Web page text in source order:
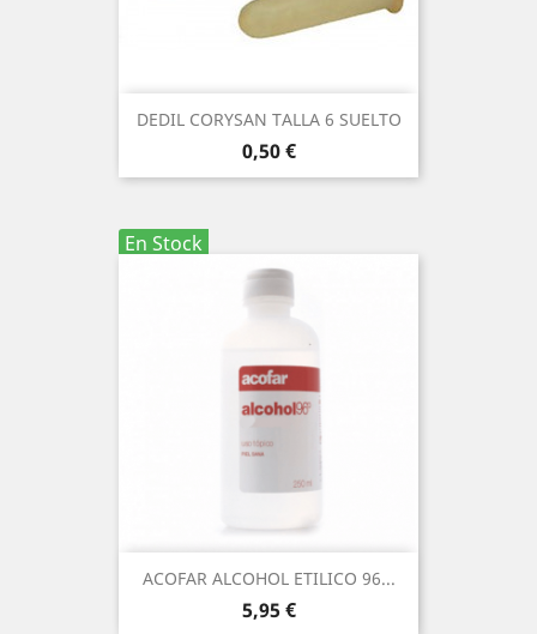
DEDIL CORYSAN TALLA 6 SUELTO
Precio
0,50 €
En Stock
ACOFAR ALCOHOL ETILICO 96...
Precio
5,95 €